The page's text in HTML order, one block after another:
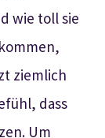
wie toll sie
ziemlich
dass
Um